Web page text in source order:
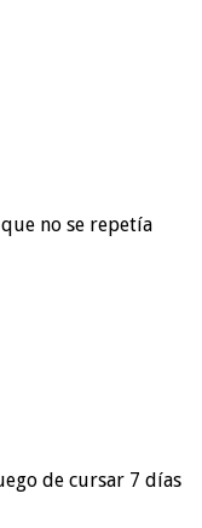
no se repetía
de cursar 7 días